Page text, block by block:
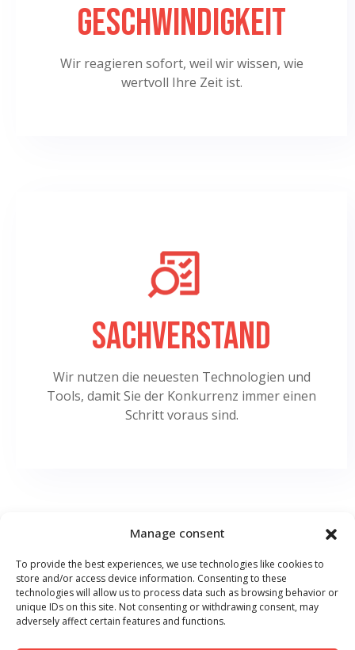
Manage consent
To provide the best experiences, we use technologies like cookies to
store and/or access device information. Consenting to these
technologies will allow us to process data such as browsing behavior or
unique IDs on this site. Not consenting or withdrawing consent, may
adversely affect certain features and functions.
Geschwindigkeit
Wir reagieren sofort, weil wir wissen, wie
wertvoll Ihre Zeit ist.
Sachverstand
Wir nutzen die neuesten Technologien und
Tools, damit Sie der Konkurrenz immer einen
Schritt voraus sind.
IT-Outsourcing Cybersicherheit AI Kontakt